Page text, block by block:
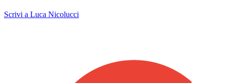
Scrivi a Luca Nicolucci